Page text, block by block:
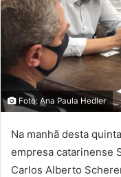
Foto: Ana Paula Hedler
Na manhã desta
empresa catarinense
Carlos Alberto